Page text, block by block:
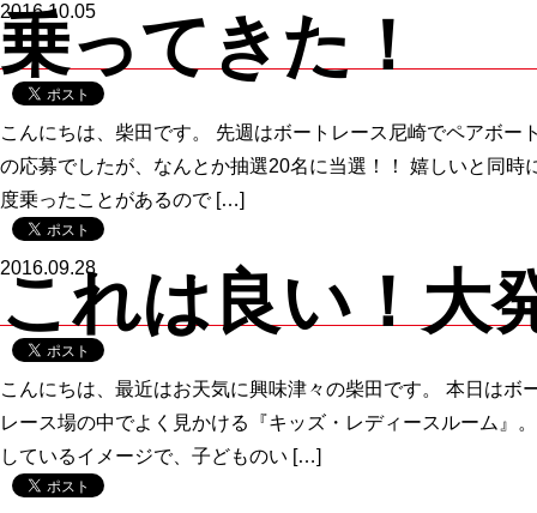
2016.10.05
乗ってきた！
こんにちは、柴田です。 先週はボートレース尼崎でペアボー
の応募でしたが、なんとか抽選20名に当選！！ 嬉しいと同
度乗ったことがあるので […]
2016.09.28
これは良い！大
こんにちは、最近はお天気に興味津々の柴田です。 本日はボ
レース場の中でよく見かける『キッズ・レディースルーム』
しているイメージで、子どものい […]